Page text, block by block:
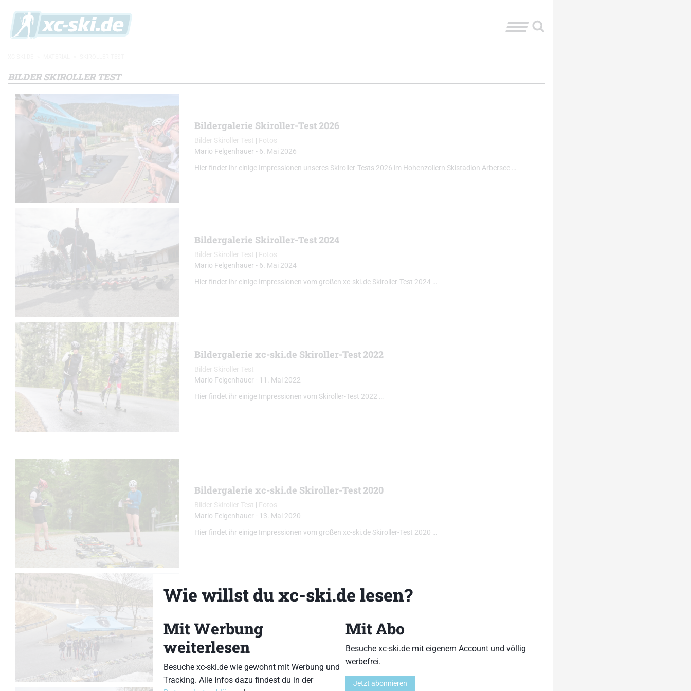
BILDER SKIROLLER TEST
Bildergalerie Skiroller-Test 2026
Bilder Skiroller Test | Fotos
Mario Felgenhauer - 6. Mai 2026
Hier findet ihr einige Impressionen unseres Skiroller-Tests 2026 im Hohenzollern Skistadion Arbersee …
Bildergalerie Skiroller-Test 2024
Bilder Skiroller Test | Fotos
Mario Felgenhauer - 6. Mai 2024
Hier findet ihr einige Impressionen vom großen xc-ski.de Skiroller-Test 2024 …
Bildergalerie xc-ski.de Skiroller-Test 2022
Bilder Skiroller Test
Mario Felgenhauer - 11. Mai 2022
Hier findet ihr einige Impressionen vom Skiroller-Test 2022 …
Bildergalerie xc-ski.de Skiroller-Test 2020
Bilder Skiroller Test | Fotos
Mario Felgenhauer - 13. Mai 2020
Hier findet ihr einige Impressionen vom großen xc-ski.de Skiroller-Test 2020 …
Bildergalerie Skiroller-Test 2018
Mario Felgenhauer-17. April 2018
Hier findet ihr einige Impressionen des Skiroller-Tests 2018 …
Wie willst du xc-ski.de lesen?
Mit Werbung
weiterlesen
Besuche xc-ski.de wie gewohnt mit Werbung und
Tracking. Alle Infos dazu findest du in der
Mit Abo
Besuche xc-ski.de mit eigenem Account und völlig
werbefrei.
Jetzt abonnieren